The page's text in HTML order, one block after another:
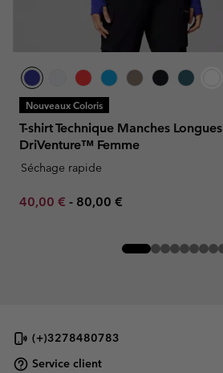
Nouveaux Coloris
T-shirt Technique Manches Longues
DriVenture™ Femme
Séchage rapide
Minimum sale price:
40,00 € - Maximum price:
80,00 €
(+)3278480783
Service client